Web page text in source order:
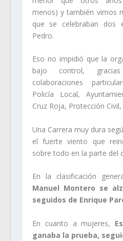
menos) y también vimos
que se celebraban dos
Pedro.
Eso no impidió que la
bajo control,
colaboraciones
Policía Local,
Cruz Roja, Protección Civil,
Una Carrera muy dura
el fuerte viento que
sobre todo en la parte del
En la clasificación
Manuel Montero se
seguidos de Enrique
En cuanto a mujeres,
ganaba la prueba,